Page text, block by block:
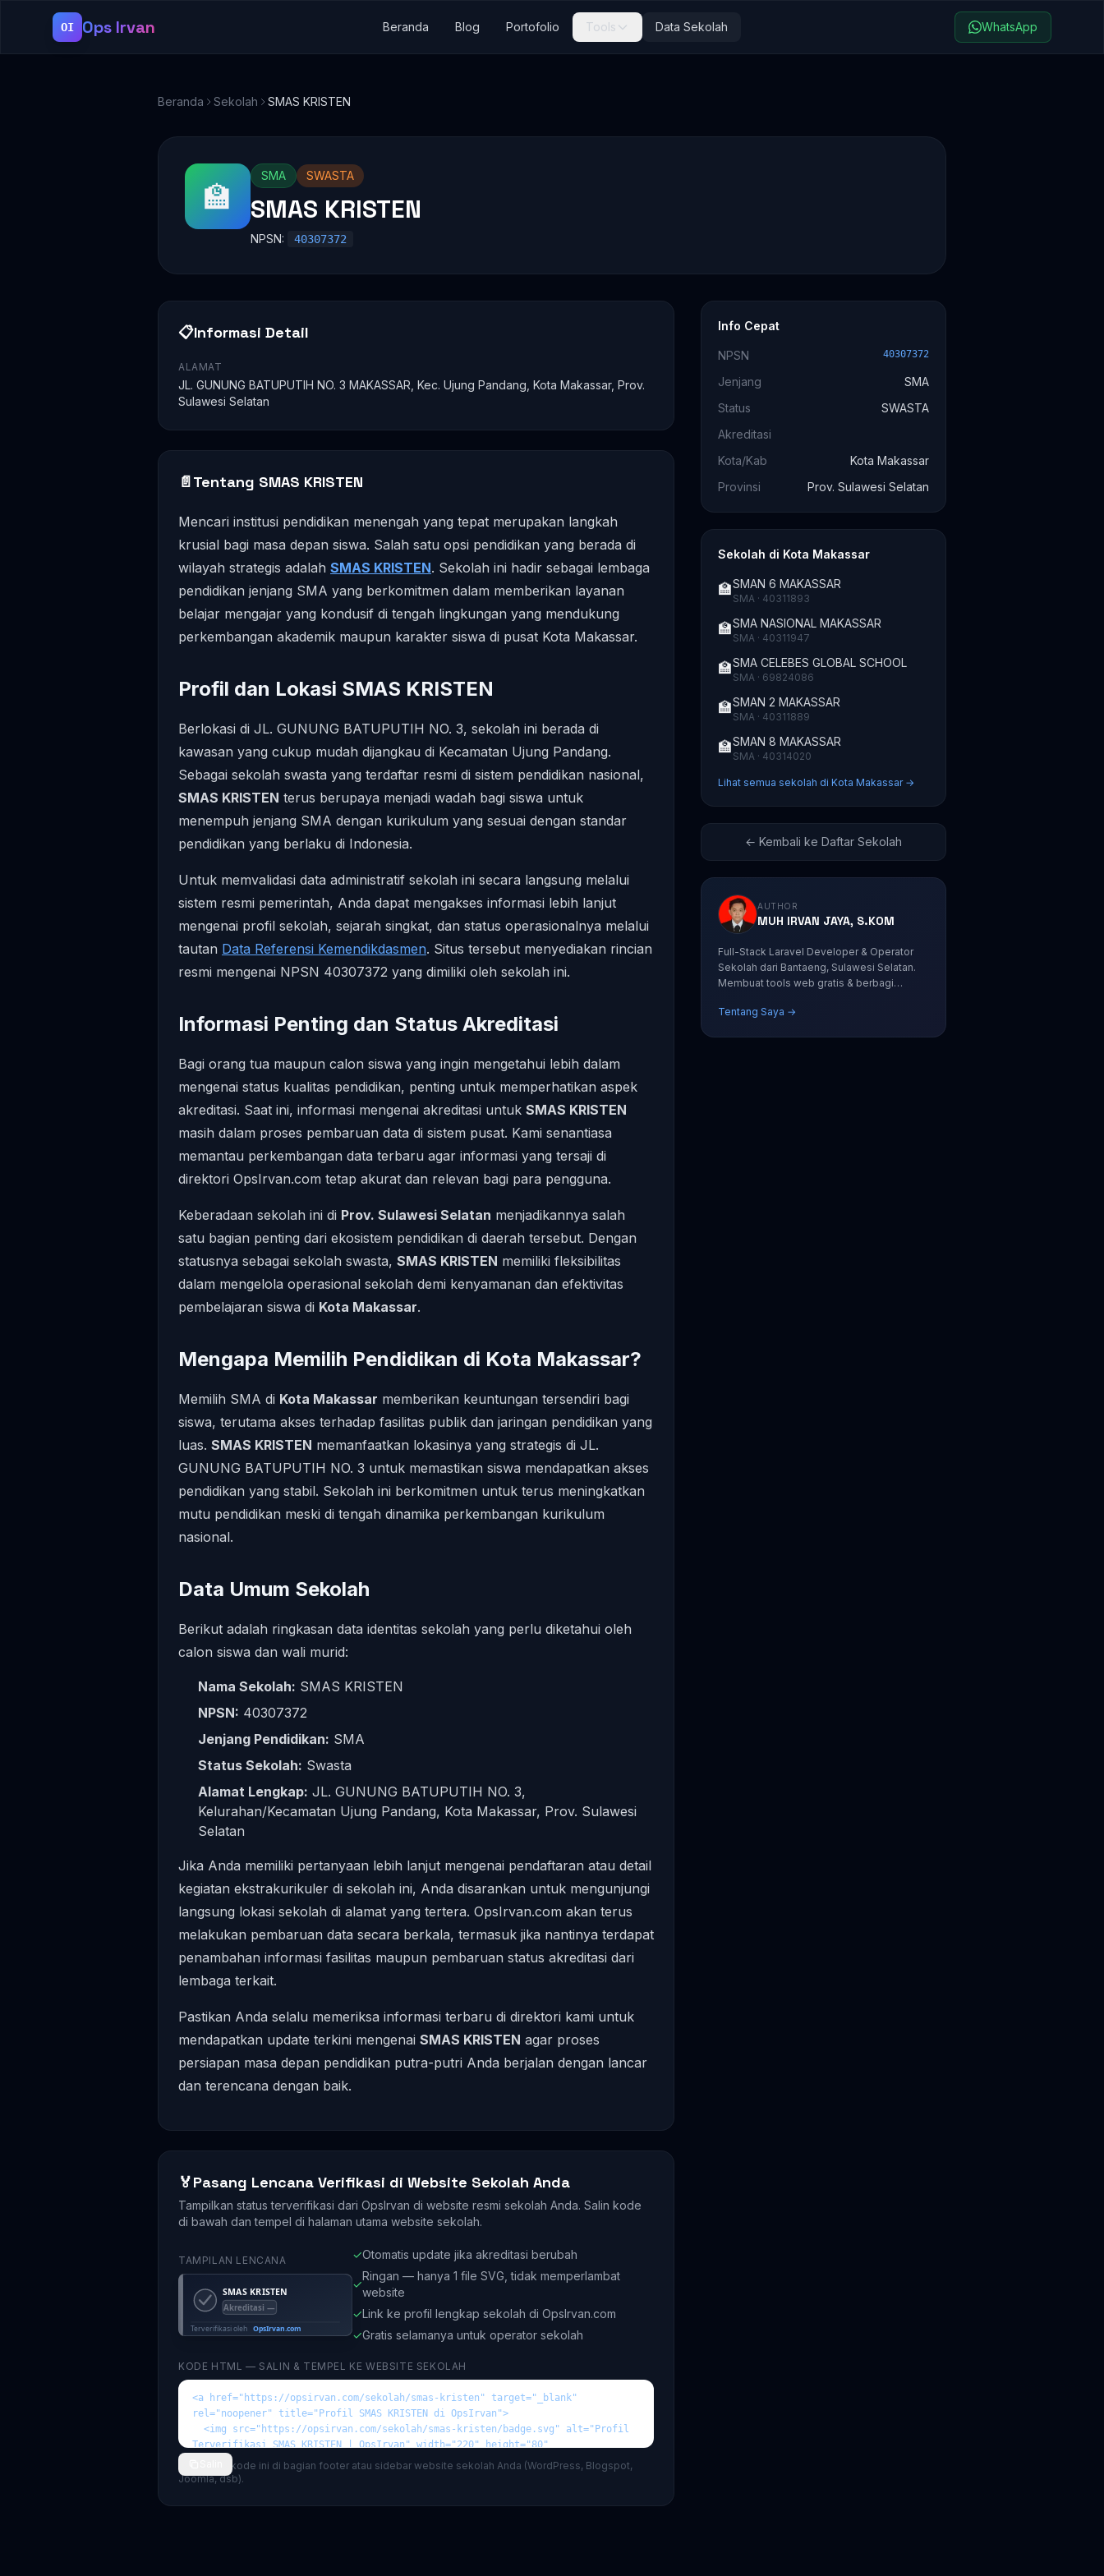
OI Ops Irvan Beranda Blog Portofolio Tools Data Sekolah WhatsApp
Beranda Sekolah SMAS KRISTEN
🏫
SMA SWASTA
SMAS KRISTEN
NPSN: 40307372
📋Informasi Detail
ALAMAT
JL. GUNUNG BATUPUTIH NO. 3 MAKASSAR, Kec. Ujung Pandang, Kota Makassar, Prov.
Sulawesi Selatan
📄Tentang SMAS KRISTEN
Mencari institusi pendidikan menengah yang tepat merupakan langkah
krusial bagi masa depan siswa. Salah satu opsi pendidikan yang berada di
wilayah strategis adalah SMAS KRISTEN. Sekolah ini hadir sebagai lembaga
pendidikan jenjang SMA yang berkomitmen dalam memberikan layanan
belajar mengajar yang kondusif di tengah lingkungan yang mendukung
perkembangan akademik maupun karakter siswa di pusat Kota Makassar.
Profil dan Lokasi SMAS KRISTEN
Berlokasi di JL. GUNUNG BATUPUTIH NO. 3, sekolah ini berada di
kawasan yang cukup mudah dijangkau di Kecamatan Ujung Pandang.
Sebagai sekolah swasta yang terdaftar resmi di sistem pendidikan nasional,
SMAS KRISTEN terus berupaya menjadi wadah bagi siswa untuk
menempuh jenjang SMA dengan kurikulum yang sesuai dengan standar
pendidikan yang berlaku di Indonesia.
Untuk memvalidasi data administratif sekolah ini secara langsung melalui
sistem resmi pemerintah, Anda dapat mengakses informasi lebih lanjut
mengenai profil sekolah, sejarah singkat, dan status operasionalnya melalui
tautan Data Referensi Kemendikdasmen. Situs tersebut menyediakan rincian
resmi mengenai NPSN 40307372 yang dimiliki oleh sekolah ini.
Informasi Penting dan Status Akreditasi
Bagi orang tua maupun calon siswa yang ingin mengetahui lebih dalam
mengenai status kualitas pendidikan, penting untuk memperhatikan aspek
akreditasi. Saat ini, informasi mengenai akreditasi untuk SMAS KRISTEN
masih dalam proses pembaruan data di sistem pusat. Kami senantiasa
memantau perkembangan data terbaru agar informasi yang tersaji di
direktori OpsIrvan.com tetap akurat dan relevan bagi para pengguna.
Keberadaan sekolah ini di Prov. Sulawesi Selatan menjadikannya salah
satu bagian penting dari ekosistem pendidikan di daerah tersebut. Dengan
statusnya sebagai sekolah swasta, SMAS KRISTEN memiliki fleksibilitas
dalam mengelola operasional sekolah demi kenyamanan dan efektivitas
pembelajaran siswa di Kota Makassar.
Mengapa Memilih Pendidikan di Kota Makassar?
Memilih SMA di Kota Makassar memberikan keuntungan tersendiri bagi
siswa, terutama akses terhadap fasilitas publik dan jaringan pendidikan yang
luas. SMAS KRISTEN memanfaatkan lokasinya yang strategis di JL.
GUNUNG BATUPUTIH NO. 3 untuk memastikan siswa mendapatkan akses
pendidikan yang stabil. Sekolah ini berkomitmen untuk terus meningkatkan
mutu pendidikan meski di tengah dinamika perkembangan kurikulum
nasional.
Data Umum Sekolah
Berikut adalah ringkasan data identitas sekolah yang perlu diketahui oleh
calon siswa dan wali murid:
Nama Sekolah: SMAS KRISTEN
NPSN: 40307372
Jenjang Pendidikan: SMA
Status Sekolah: Swasta
Alamat Lengkap: JL. GUNUNG BATUPUTIH NO. 3,
Kelurahan/Kecamatan Ujung Pandang, Kota Makassar, Prov. Sulawesi
Selatan
Jika Anda memiliki pertanyaan lebih lanjut mengenai pendaftaran atau detail
kegiatan ekstrakurikuler di sekolah ini, Anda disarankan untuk mengunjungi
langsung lokasi sekolah di alamat yang tertera. OpsIrvan.com akan terus
melakukan pembaruan data secara berkala, termasuk jika nantinya terdapat
penambahan informasi fasilitas maupun pembaruan status akreditasi dari
lembaga terkait.
Pastikan Anda selalu memeriksa informasi terbaru di direktori kami untuk
mendapatkan update terkini mengenai SMAS KRISTEN agar proses
persiapan masa depan pendidikan putra-putri Anda berjalan dengan lancar
dan terencana dengan baik.
🏅Pasang Lencana Verifikasi di Website Sekolah Anda
Tampilkan status terverifikasi dari OpsIrvan di website resmi sekolah Anda. Salin kode
di bawah dan tempel di halaman utama website sekolah.
TAMPILAN LENCANA ✓Otomatis update jika akreditasi berubah
✓
Ringan — hanya 1 file SVG, tidak memperlambat
website
✓Link ke profil lengkap sekolah di OpsIrvan.com
✓Gratis selamanya untuk operator sekolah
KODE HTML — SALIN & TEMPEL KE WEBSITE SEKOLAH
💡 Tempel kode ini di bagian footer atau sidebar website sekolah Anda (WordPress, Blogspot,
Joomla, dsb).
Info Cepat
NPSN 40307372
Jenjang
SMA
Status
SWASTA
Akreditasi
Kota/Kab
Kota Makassar
Provinsi
Prov. Sulawesi Selatan
Sekolah di Kota Makassar
🏫SMAN 6 MAKASSAR
SMA · 40311893
🏫SMA NASIONAL MAKASSAR
SMA · 40311947
🏫SMA CELEBES GLOBAL SCHOOL
SMA · 69824086
🏫SMAN 2 MAKASSAR
SMA · 40311889
🏫SMAN 8 MAKASSAR
SMA · 40314020
Lihat semua sekolah di Kota Makassar →
← Kembali ke Daftar Sekolah
AUTHOR
MUH IRVAN JAYA, S.KOM
Full-Stack Laravel Developer & Operator
Sekolah dari Bantaeng, Sulawesi Selatan.
Membuat tools web gratis & berbagi
Tentang Saya →